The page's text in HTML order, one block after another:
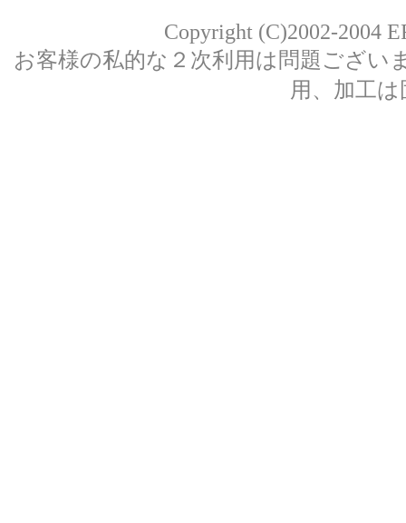
Copyright (C)2002-2004
お客様の私的な２次利用は問題ござい
用、加工